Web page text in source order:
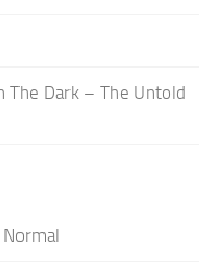
The Dark – The Untold